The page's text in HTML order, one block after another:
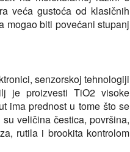
veća gustoća od klasičnih
mogao biti povećani stupanj
senzorskoj tehnologiji
je proizvesti TiO2 visoke
ima prednost u tome što se
veličina čestica, površina,
rutila i brookita kontrolom